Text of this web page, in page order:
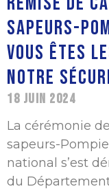
SAPEURS-
VOUS ÊTES
NOTRE
18 JUIN 2024
La cérémonie
sapeurs-
national s’est
du